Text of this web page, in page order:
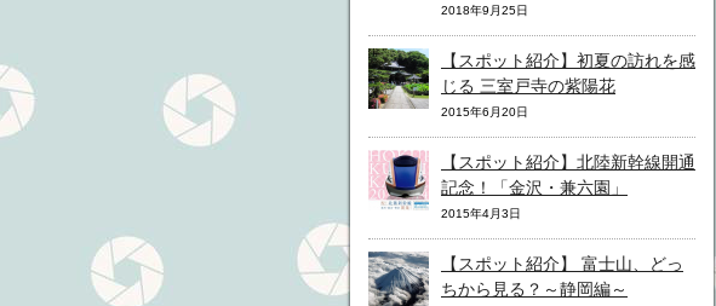
2018年9月25日
【スポット紹介】初夏の訪れを感
じる 三室戸寺の紫陽花
2015年6月20日
【スポット紹介】北陸新幹線開通
記念！「金沢・兼六園」
2015年4月3日
【スポット紹介】 富士山、どっ
ちから見る？～静岡編～